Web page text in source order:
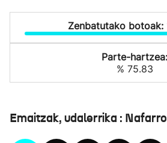
Zenbatutako botoak:
Parte-hartzea:
% 75.83
Emaitzak, udalerrika :